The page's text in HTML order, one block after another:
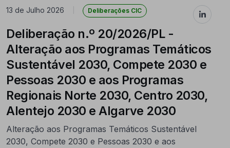
13 de Julho 2026 Deliberações CIC
Deliberação n.º 20/2026/PL -
Alteração aos Programas Temáticos
Sustentável 2030, Compete 2030 e
Pessoas 2030 e aos Programas
Regionais Norte 2030, Centro 2030,
Alentejo 2030 e Algarve 2030
Alteração aos Programas Temáticos Sustentável
2030, Compete 2030 e Pessoas 2030 e aos